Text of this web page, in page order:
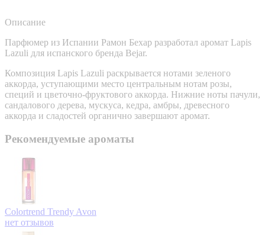
Описание
Парфюмер из Испании Рамон Бехар разработал аромат Lapis
Lazuli для испанского бренда Bejar.
Композиция Lapis Lazuli раскрывается нотами зеленого
аккорда, уступающими место центральным нотам розы,
специй и цветочно-фруктового аккорда. Нижние ноты пачули,
сандалового дерева, мускуса, кедра, амбры, древесного
аккорда и сладостей органично завершают аромат.
Рекомендуемые ароматы
Colortrend Trendy Avon
нет отзывов